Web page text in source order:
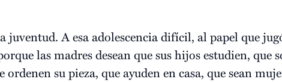
juventud. A esa adolescencia difícil, al papel que
las madres desean que sus hijos estudien, que
ordenen su pieza, que ayuden en casa, que sean